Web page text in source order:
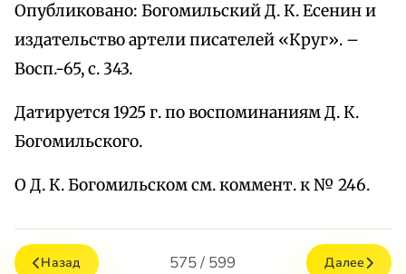
Опубликовано: Богомильский Д. К. Есенин и
издательство артели писателей «Круг». –
Восп.-65, с. 343.
Датируется 1925 г. по воспоминаниям Д. К.
Богомильского.
О Д. К. Богомильском см. коммент. к № 246.
Назад 575 / 599 Далее